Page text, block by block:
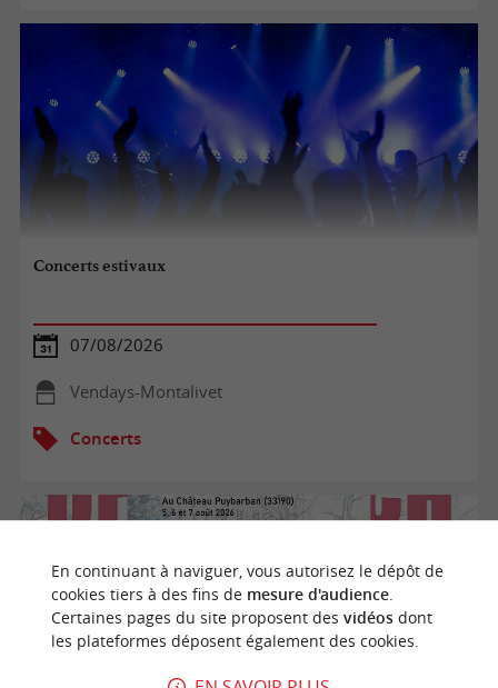
Concerts estivaux
07/08/2026
Vendays-Montalivet
Concerts
En continuant à naviguer, vous autorisez le dépôt de
cookies tiers à des fins de mesure d'audience.
Certaines pages du site proposent des vidéosdont
les plateformes déposent également des cookies.